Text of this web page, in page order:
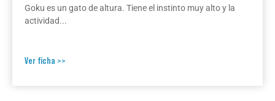
Goku es un gato de altura. Tiene el instinto muy alto y la
actividad...
Ver ficha >>